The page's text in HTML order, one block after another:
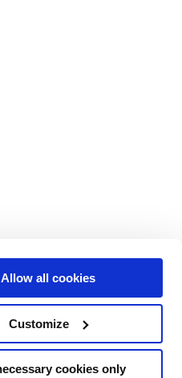
Allow all cookies
Customize
cookies only